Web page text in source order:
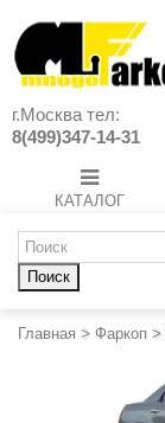
г.Москва тел:
8(499)347-14-31
КАТАЛОГ
Поиск
Главная > Фаркоп >